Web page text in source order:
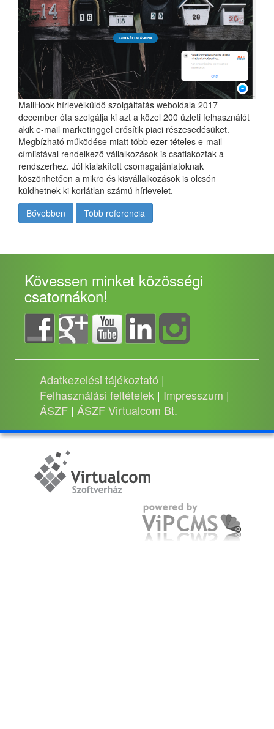
MailHook hírlevélküldő szolgáltatás weboldala 2017
december óta szolgálja ki azt a közel 200 üzleti felhasználót
akik e-mail marketinggel erősítik piaci részesedésüket.
Megbízható működése miatt több ezer tételes e-mail
címlistával rendelkező vállalkozások is csatlakoztak a
rendszerhez. Jól kialakított csomagajánlatoknak
köszönhetően a mikro és kisvállalkozások is olcsón
küldhetnek ki korlátlan számú hírlevelet.
Bővebben
Több referencia
Kövessen minket közösségi
csatornákon!
Adatkezelési tájékoztató |
Felhasználási feltételek | Impresszum |
ÁSZF | ÁSZF Virtualcom Bt.